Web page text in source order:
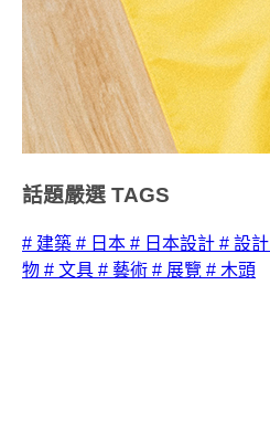
話題嚴選 TAGS
# 建築 # 日本 # 日本設計 # 設計
物 # 文具 # 藝術 # 展覽 # 木頭